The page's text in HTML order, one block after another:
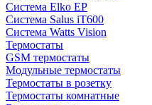
Система Elko EP
Система Salus iT600
Система Watts Vision
Термостаты
GSM термостаты
Модульные термостаты
Термостаты в розетку
Термостаты комнатные